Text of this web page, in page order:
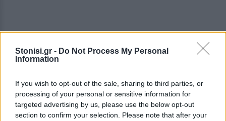
Stonisi.gr - Do Not Process My Personal
Information
If you wish to opt-out of the sale, sharing to third parties, or
processing of your personal or sensitive information for
targeted advertising by us, please use the below opt-out
section to confirm your selection. Please note that after your